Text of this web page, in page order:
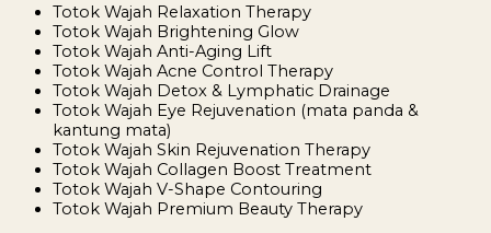
Totok Wajah Relaxation Therapy
Totok Wajah Brightening Glow
Totok Wajah Anti-Aging Lift
Totok Wajah Acne Control Therapy
Totok Wajah Detox & Lymphatic Drainage
Totok Wajah Eye Rejuvenation (mata panda &
kantung mata)
Totok Wajah Skin Rejuvenation Therapy
Totok Wajah Collagen Boost Treatment
Totok Wajah V-Shape Contouring
Totok Wajah Premium Beauty Therapy